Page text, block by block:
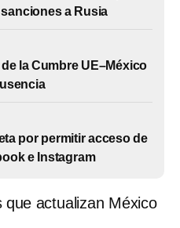
a Rusia
la Cumbre UE–México
por permitir acceso de
e Instagram
actualizan México